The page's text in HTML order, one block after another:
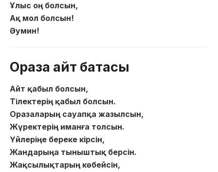
Ұлыс оң болсын,
Ақ мол болсын!
Әумин!
Ораза айт батасы
Айт қабыл болсын,
Тілектерің қабыл болсын.
Оразаларың сауапқа жазылсын,
Жүректерің иманға толсын.
Үйлеріңе береке кірсін,
Жандарыңа тыныштық берсін.
Жақсылықтарың көбейсін,